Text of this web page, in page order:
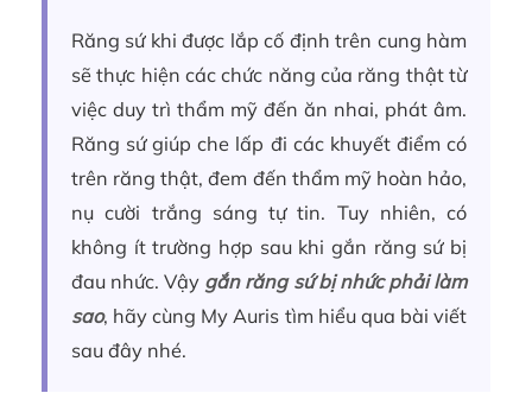
Răng sứ khi được lắp cố định trên cung hàm
sẽ thực hiện các chức năng của răng thật từ
việc duy trì thẩm mỹ đến ăn nhai, phát âm.
Răng sứ giúp che lấp đi các khuyết điểm có
trên răng thật, đem đến thẩm mỹ hoàn hảo,
nụ cười trắng sáng tự tin. Tuy nhiên, có
không ít trường hợp sau khi gắn răng sứ bị
đau nhức. Vậy gắn răng sứ bị nhức phải làm
sao, hãy cùng My Auris tìm hiểu qua bài viết
sau đây nhé.